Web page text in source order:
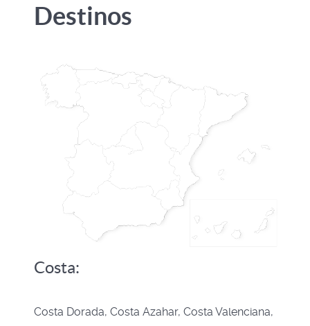
Destinos
Costa:
Costa Dorada, Costa Azahar, Costa Valenciana,